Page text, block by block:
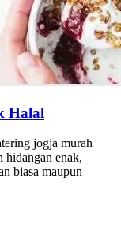
Halal
jogja murah
hidangan enak,
biasa maupun